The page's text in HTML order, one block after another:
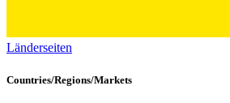
Länderseiten
Countries/Regions/Markets